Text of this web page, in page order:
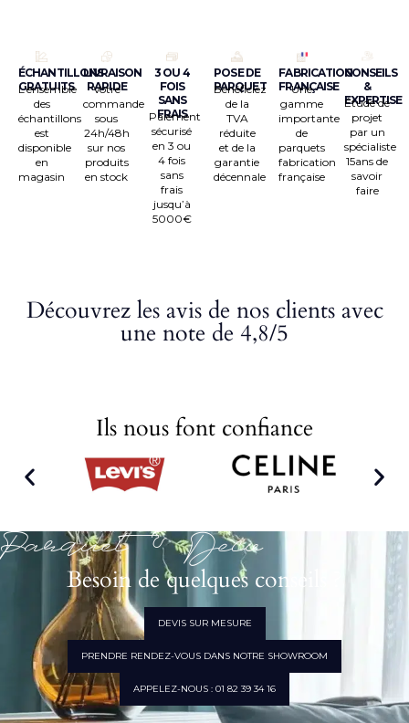
ÉCHANTILLONS
GRATUITS
L’ensemble
des
échantillons
est
disponible
en
magasin
LIVRAISON
RAPIDE
Votre
commande
sous
24h/48h
sur nos
produits
en stock
3 OU 4
FOIS
SANS
FRAIS
Paiement
sécurisé
en 3 ou
4 fois
sans
frais
jusqu’à
5000€
POSE DE
PARQUET
Bénéficiez
de la
TVA
réduite
et de la
garantie
décennale
FABRICATION
FRANÇAISE
Une
gamme
importante
de
parquets
fabrication
française
CONSEILS
&
EXPERTISE
Étude de
projet
par un
spécialiste
15ans de
savoir
faire
Découvrez les avis de nos clients avec
une note de 4,8/5
Ils nous font confiance
Parquet & Déco
Besoin de quelques conseils ?
DEVIS SUR MESURE
PRENDRE RENDEZ-VOUS DANS NOTRE SHOWROOM
APPELEZ-NOUS : 01 82 39 34 16